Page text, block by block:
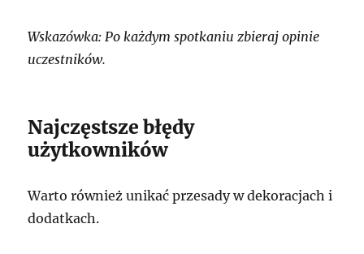
Wskazówka: Po każdym spotkaniu zbieraj opinie
uczestników.
Najczęstsze błędy
użytkowników
Warto również unikać przesady w dekoracjach i
dodatkach.